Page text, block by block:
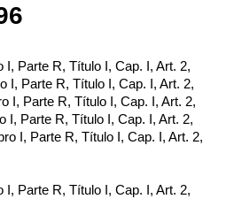
I, Parte R, Título I, Cap. I, Art. 2,
I, Parte R, Título I, Cap. I, Art. 2,
I, Parte R, Título I, Cap. I, Art. 2,
I, Parte R, Título I, Cap. I, Art. 2,
I, Parte R, Título I, Cap. I, Art. 2,
I, Parte R, Título I, Cap. I, Art. 2,